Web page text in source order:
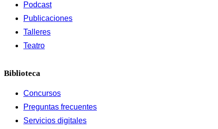
Podcast
Publicaciones
Talleres
Teatro
Biblioteca
Concursos
Preguntas frecuentes
Servicios digitales